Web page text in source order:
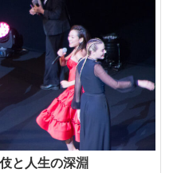
と人生の深淵